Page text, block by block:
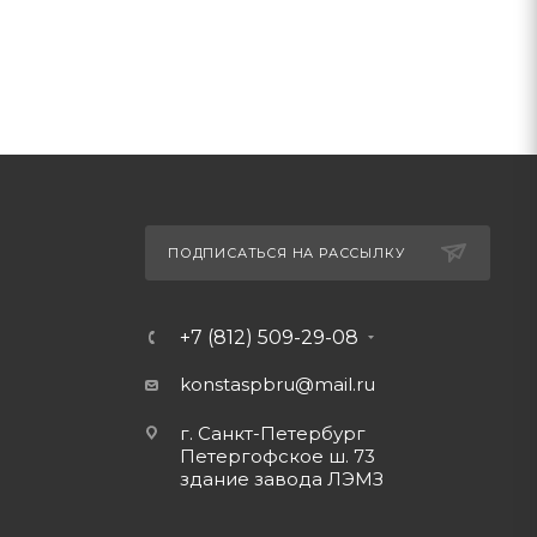
ПОДПИСАТЬСЯ НА РАССЫЛКУ
+7 (812) 509-29-08
konstaspbru@mail.ru
г. Санкт-Петербург
Петергофское ш. 73
здание завода ЛЭМЗ